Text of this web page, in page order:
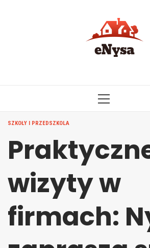
PRIMARY
SZKOŁY I PRZEDSZKOLA
wizyty w
firmach: